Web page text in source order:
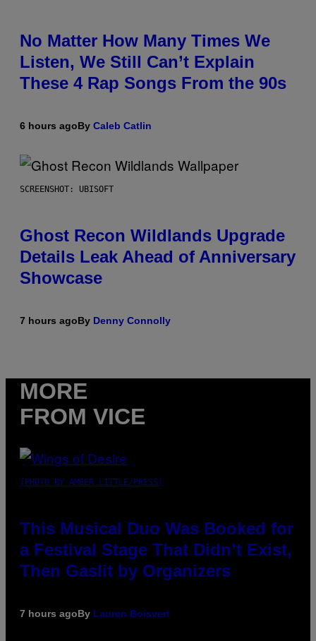
No Matter How Many Times We
Listen, We Still Can’t Explain
These 4 Rap Songs From the 90s
6 hours agoBy Caleb Catlin
SCREENSHOT: UBISOFT
Ghost Recon Wildlands Upgrade
Details Leak Ahead of Anniversary
Showcase
7 hours agoBy Denny Connolly
MORE
FROM VICE
(PHOTO BY AMBER LITTLE/PRESS)
This Musical Duo Was Booked for
a Festival Stage That Didn’t Exist,
Then Gaslit by Organizers
7 hours agoBy Lauren Boisvert